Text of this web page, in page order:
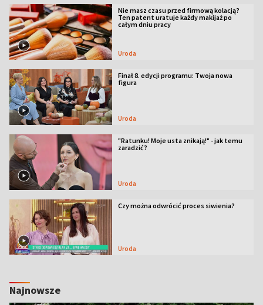
Nie masz czasu przed firmową kolacją?
Ten patent uratuje każdy makijaż po
całym dniu pracy
Uroda
Finał 8. edycji programu: Twoja nowa
figura
Uroda
"Ratunku! Moje usta znikają!" - jak temu
zaradzić?
Uroda
Czy można odwrócić proces siwienia?
Uroda
Najnowsze